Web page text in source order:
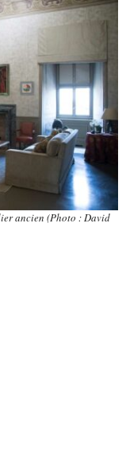
ancien (Photo : David